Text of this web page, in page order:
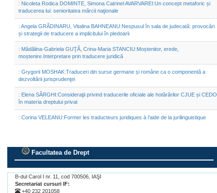
: Nicoleta Rodica DOMINTE, Simona Catrinel AVARVAREI:Un concept metaforic și
traducerea lui: senioritatea mărcii naţionale
: Angela GRĂDINARU, Vitalina BAHNEANU:Nespusul în sala de judecată: provocări
și strategii de traducere a implicitului în pledoarii
: Mădălina-Gabriela GUŢĂ, Crina-Maria STANCIU:Moștenitor, erede,
moștenire.Interpretare prin traducere juridică
: Grygorii MOSHAK:Traduceri din surse germane și române ca o componentă a
dezvoltării jurisprudenţei
: Elena SÂRGHI:Consideraţii privind traducerile oficiale ale hotărârilor CJUE și CEDO
în materia dreptului privat
: Corina VELEANU:Former les traducteurs juridiques à l’aide de la jurilinguistique
Facultatea de Drept
B-dul Carol I nr. 11, cod 700506, IAŞI
Secretariat cursuri IF:
+40 232 201058